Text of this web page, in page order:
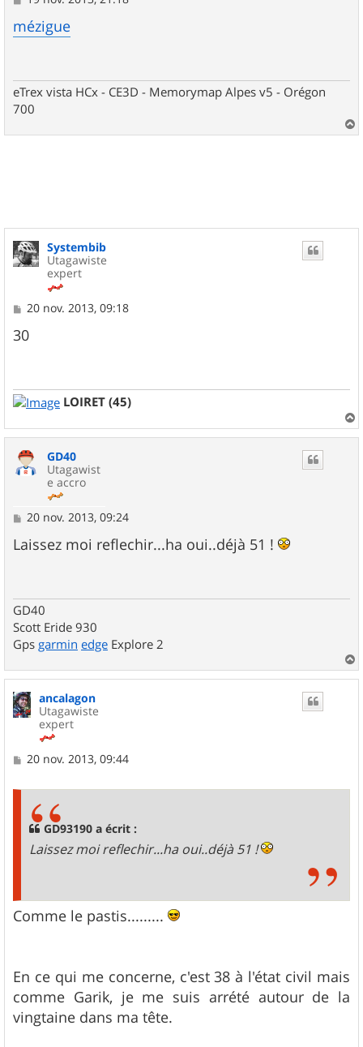
s
s
mézigue
eTrex vista HCx - CE3D - Memorymap Alpes v5 - Orégon
700
a
Systembib
Utagawiste
expert
M
s
s
20 nov. 2013, 09:18
30
LOIRET (45)
a
GD40
Utagawist
e accro
M
s
s
20 nov. 2013, 09:24
Laissez moi reflechir...ha oui..déjà 51 !
GD40
Scott Eride 930
Gps garmin edge Explore 2
a
ancalagon
Utagawiste
expert
M
20 nov. 2013, 09:44
GD93190 a écrit :
Laissez moi reflechir...ha oui..déjà 51 !
Comme le pastis.........
En ce qui me concerne, c'est 38 à l'état civil mais
comme Garik, je me suis arrété autour de la
vingtaine dans ma tête.